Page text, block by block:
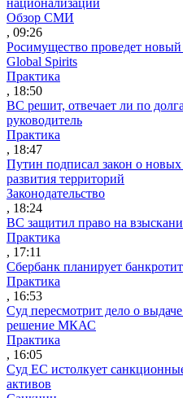
Обзор СМИ
, 09:26
Росимущество проведет
Global Spirits
Практика
, 18:50
ВС решит, отвечает ли по
руководитель
Практика
, 18:47
Путин подписал закон о
развития территорий
Законодательство
, 18:24
ВС защитил право на
Практика
, 17:11
Сбербанк планирует
Практика
, 16:53
Суд пересмотрит дело о
решение МКАС
Практика
, 16:05
Суд ЕС истолкует
активов